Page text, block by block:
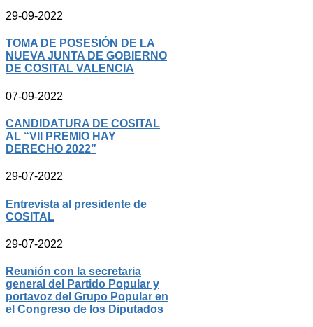
29-09-2022
TOMA DE POSESIÓN DE LA
NUEVA JUNTA DE GOBIERNO
DE COSITAL VALENCIA
07-09-2022
CANDIDATURA DE COSITAL
AL “VII PREMIO HAY
DERECHO 2022”
29-07-2022
Entrevista al presidente de
COSITAL
29-07-2022
Reunión con la secretaria
general del Partido Popular y
portavoz del Grupo Popular en
el Congreso de los Diputados